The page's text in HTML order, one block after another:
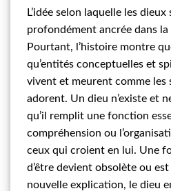
L’idée selon laquelle les
profondément ancrée dans
Pourtant, l’histoire montre
qu’entités conceptuelles et
vivent et meurent comme les
adorent. Un dieu n’existe et
qu’il remplit une fonction
compréhension ou
ceux qui croient en lui. Une
d’être devient obsolète ou
nouvelle explication, le dieu